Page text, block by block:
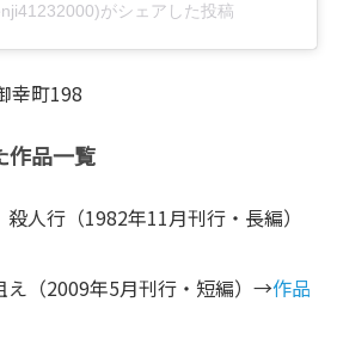
がシェアした投稿
幸町198
作品一覧
人行（1982年11月刊行・長編）
え（2009年5月刊行・短編）→作品